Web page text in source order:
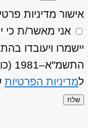
אישור מדיניות
אני מאשר/ת כי
יישמרו ויעובדו
למדיניות הפרטיות
שלח